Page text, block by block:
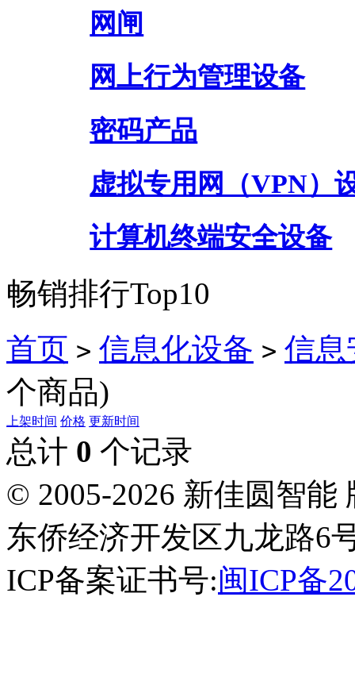
网闸
网上行为管理设备
密码产品
虚拟专用网（VPN）
计算机终端安全设备
畅销排行Top10
首页 > 信息化设备 > 信息
个商品)
上架时间 价格 更新时间
总计 0 个记录
© 2005-2026 新佳圆智
东侨经济开发区九龙路6
ICP备案证书号:闽ICP备